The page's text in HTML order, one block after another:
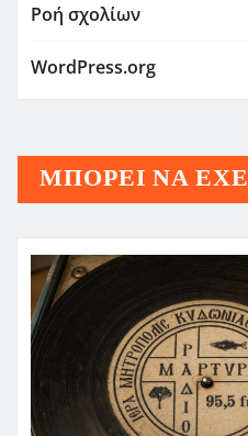
Ροή σχολίων
WordPress.org
ΜΠΟΡΕΙ ΝΑ